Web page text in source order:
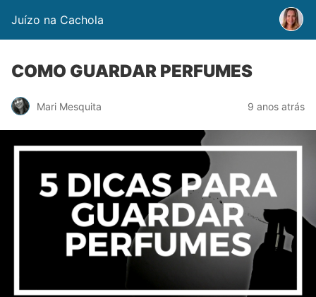
Juízo na Cachola
COMO GUARDAR PERFUMES
Mari Mesquita 9 anos atrás